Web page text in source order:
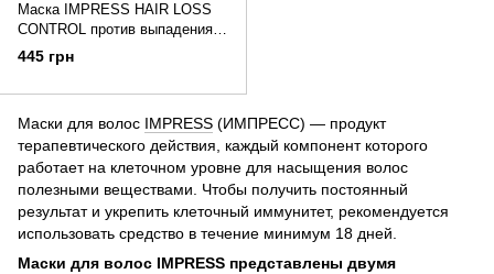
Маска IMPRESS HAIR LOSS
CONTROL против выпадения
волос 200 мл
445 грн
Маски для волос IMPRESS (ИМПРЕСС) — продукт
терапевтического действия, каждый компонент которого
работает на клеточном уровне для насыщения волос
полезными веществами. Чтобы получить постоянный
результат и укрепить клеточный иммунитет, рекомендуется
использовать средство в течение минимум 18 дней.
Маски для волос IMPRESS представлены двумя